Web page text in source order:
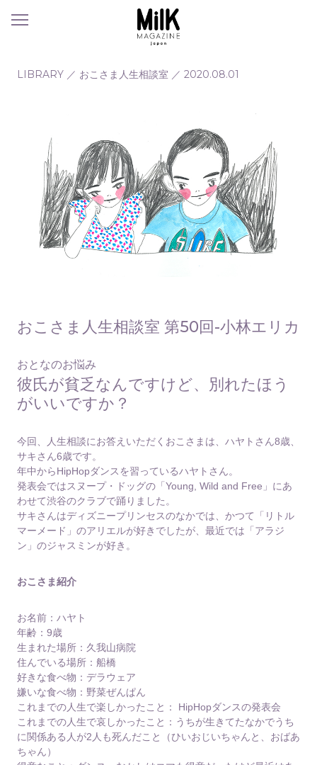
メ
LIBRARY ／ おこさま人生相談室 ／ 2020.08.01
おこさま人生相談室 第50回-小林エリカ
おとなのお悩み
彼氏が貧乏なんですけど、別れたほう
がいいですか？
今回、人生相談にお答えいただくおこさまは、ハヤトさん8歳、
サキさん6歳です。
年中からHipHopダンスを習っているハヤトさん。
発表会ではスヌープ・ドッグの「Young, Wild and Free」にあ
わせて渋谷のクラブで踊りました。
サキさんはディズニープリンセスのなかでは、かつて「リトル
マーメード」のアリエルが好きでしたが、最近では「アラジ
ン」のジャスミンが好き。
おこさま紹介
お名前：ハヤト
年齢：9歳
生まれた場所：久我山病院
住んでいる場所：船橋
好きな食べ物：デラウェア
嫌いな食べ物：野菜ぜんぱん
これまでの人生で楽しかったこと： HipHopダンスの発表会
これまでの人生で哀しかったこと：うちが生きてたなかでうち
に関係ある人が2人も死んだこと（ひいおじいちゃんと、おばあ
ちゃん）